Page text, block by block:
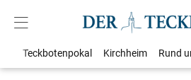
Teckbotenpokal Kirchheim Rund